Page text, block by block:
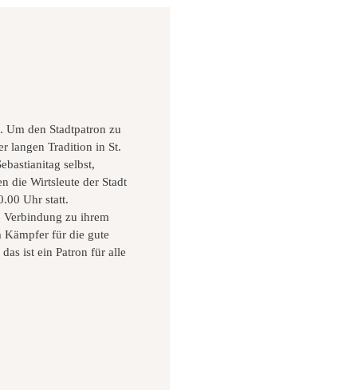
Um den Stadtpatron zu
langen Tradition in St.
selbst,
die Wirtsleute der Stadt
Uhr statt.
Verbindung zu ihrem
Kämpfer für die gute
ist ein Patron für alle